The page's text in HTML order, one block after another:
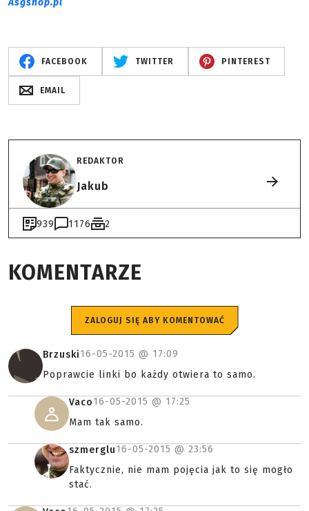
Asgshop.pl
FACEBOOK TWITTER PINTEREST
EMAIL
REDAKTOR
Jakub
939 1176 2
KOMENTARZE
ZALOGUJ SIĘ ABY KOMENTOWAĆ
Brzuski16-05-2015 @ 17:09
Poprawcie linki bo każdy otwiera to samo.
Vaco16-05-2015 @ 17:25
Mam tak samo.
szmerglu16-05-2015 @ 23:56
Faktycznie, nie mam pojęcia jak to się mogło
stać.